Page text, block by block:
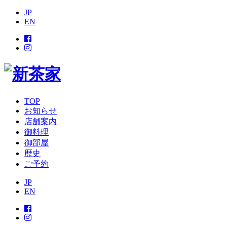
JP
EN
TOP
お知らせ
店舗案内
御料理
御部屋
歴史
ご予約
JP
EN